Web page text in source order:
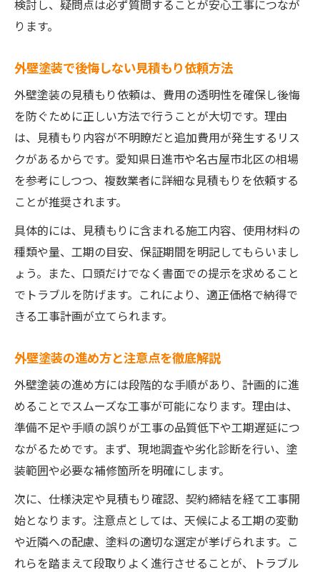
検討し、疑問点は必ず質問することが安心工事につなが
ります。
外壁塗装で後悔しない見積もり依頼方法
外壁塗装の見積もり依頼は、費用の透明性を確保し後悔
を防ぐために正しい方法で行うことが大切です。理由
は、見積もり内容が不明瞭だと追加費用が発生するリス
クがあるからです。愛知県日進市や名古屋市北区の相場
を参考にしつつ、複数業者に詳細な見積もりを依頼する
ことが推奨されます。
具体的には、見積もりに含まれる施工内容、使用材料の
種類や量、工期の目安、保証期間を明記してもらいまし
ょう。また、口頭だけでなく書面での提示を求めること
でトラブルを防げます。これにより、適正価格で納得で
きる工事計画が立てられます。
外壁塗装の進め方と注意点を徹底解説
外壁塗装の進め方には段階的な手順があり、計画的に進
めることでスムーズな工事が可能になります。理由は、
準備不足や手順の誤りが工事の品質低下や工期遅延につ
ながるためです。まず、現地調査や劣化診断を行い、塗
装範囲や必要な補修箇所を明確にします。
次に、仕様決定や見積もり確認、契約締結を経て工事開
始となります。注意点としては、天候による工期の変動
や近隣への配慮、塗料の適切な選定が挙げられます。こ
れらを踏まえて段取りよく進行させることが、トラブル